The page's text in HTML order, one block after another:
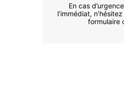
En cas
l’immédiat,
formulaire